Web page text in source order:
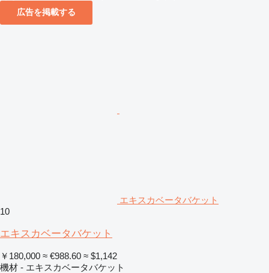
広告を掲載する
エキスカベータバケット
10
エキスカベータバケット
￥180,000 ≈ €988.60 ≈ $1,142
機材 - エキスカベータバケット